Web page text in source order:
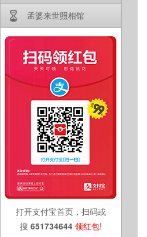
孟婆来世照相馆
打开支付宝首页，扫码或
搜 651734644 领红包!